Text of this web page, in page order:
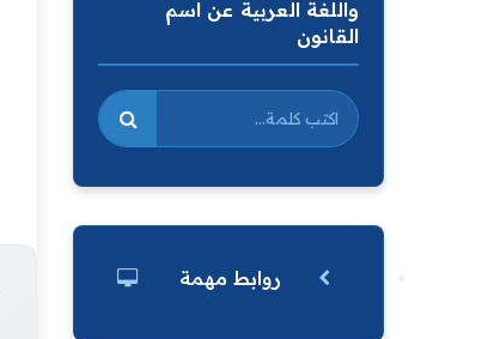
واللغة العربية عن اسم
القانون
روابط مهمة